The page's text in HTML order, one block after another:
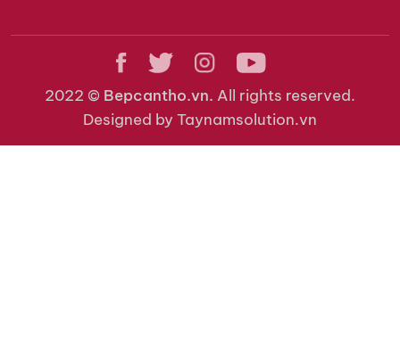
2022 © Bepcantho.vn. All rights reserved.
Designed by Taynamsolution.vn